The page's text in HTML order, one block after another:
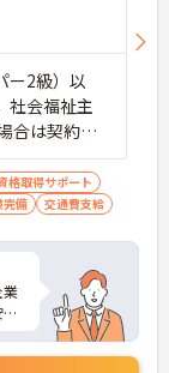
ー2級）以
社会福祉主
合は契約社
転免許（AT
格取得サポート
完備 交通費支給
業